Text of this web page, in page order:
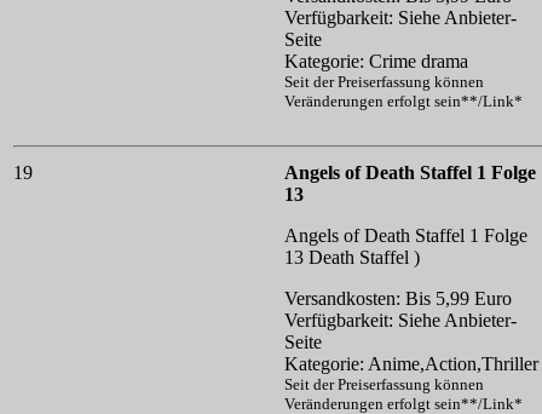
Verfügbarkeit: Siehe Anbieter-
Seite
Kategorie: Crime drama
Seit der Preiserfassung können
Veränderungen erfolgt sein**/Link*
19
Angels of Death Staffel 1 Folge
13
Angels of Death Staffel 1 Folge
13 Death Staffel )
Versandkosten: Bis 5,99 Euro
Verfügbarkeit: Siehe Anbieter-
Seite
Kategorie: Anime,Action,Thriller
Seit der Preiserfassung können
Veränderungen erfolgt sein**/Link*